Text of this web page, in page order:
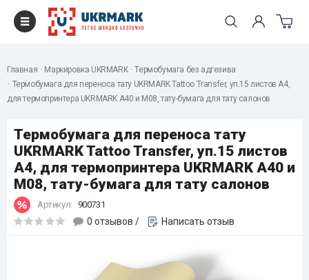
Главная Маркировка UKRMARK
Термобумага без адгезива
Термобумага для переноса тату UKRMARK Tattoo Transfer, уп.15 листов А4,
для термопринтера UKRMARK A40 и M08, тату-бумага для тату салонов
Термобумага для переноса тату
UKRMARK Tattoo Transfer, уп.15 листов
А4, для термопринтера UKRMARK A40 и
M08, тату-бумага для тату салонов
Артикул: 900731
0 отзывов / Написать отзыв